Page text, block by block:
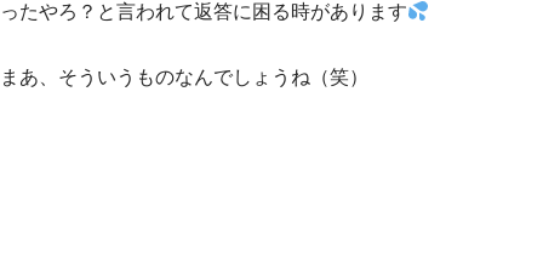
ったやろ？と言われて返答に困る時があります
まあ、そういうものなんでしょうね（笑）